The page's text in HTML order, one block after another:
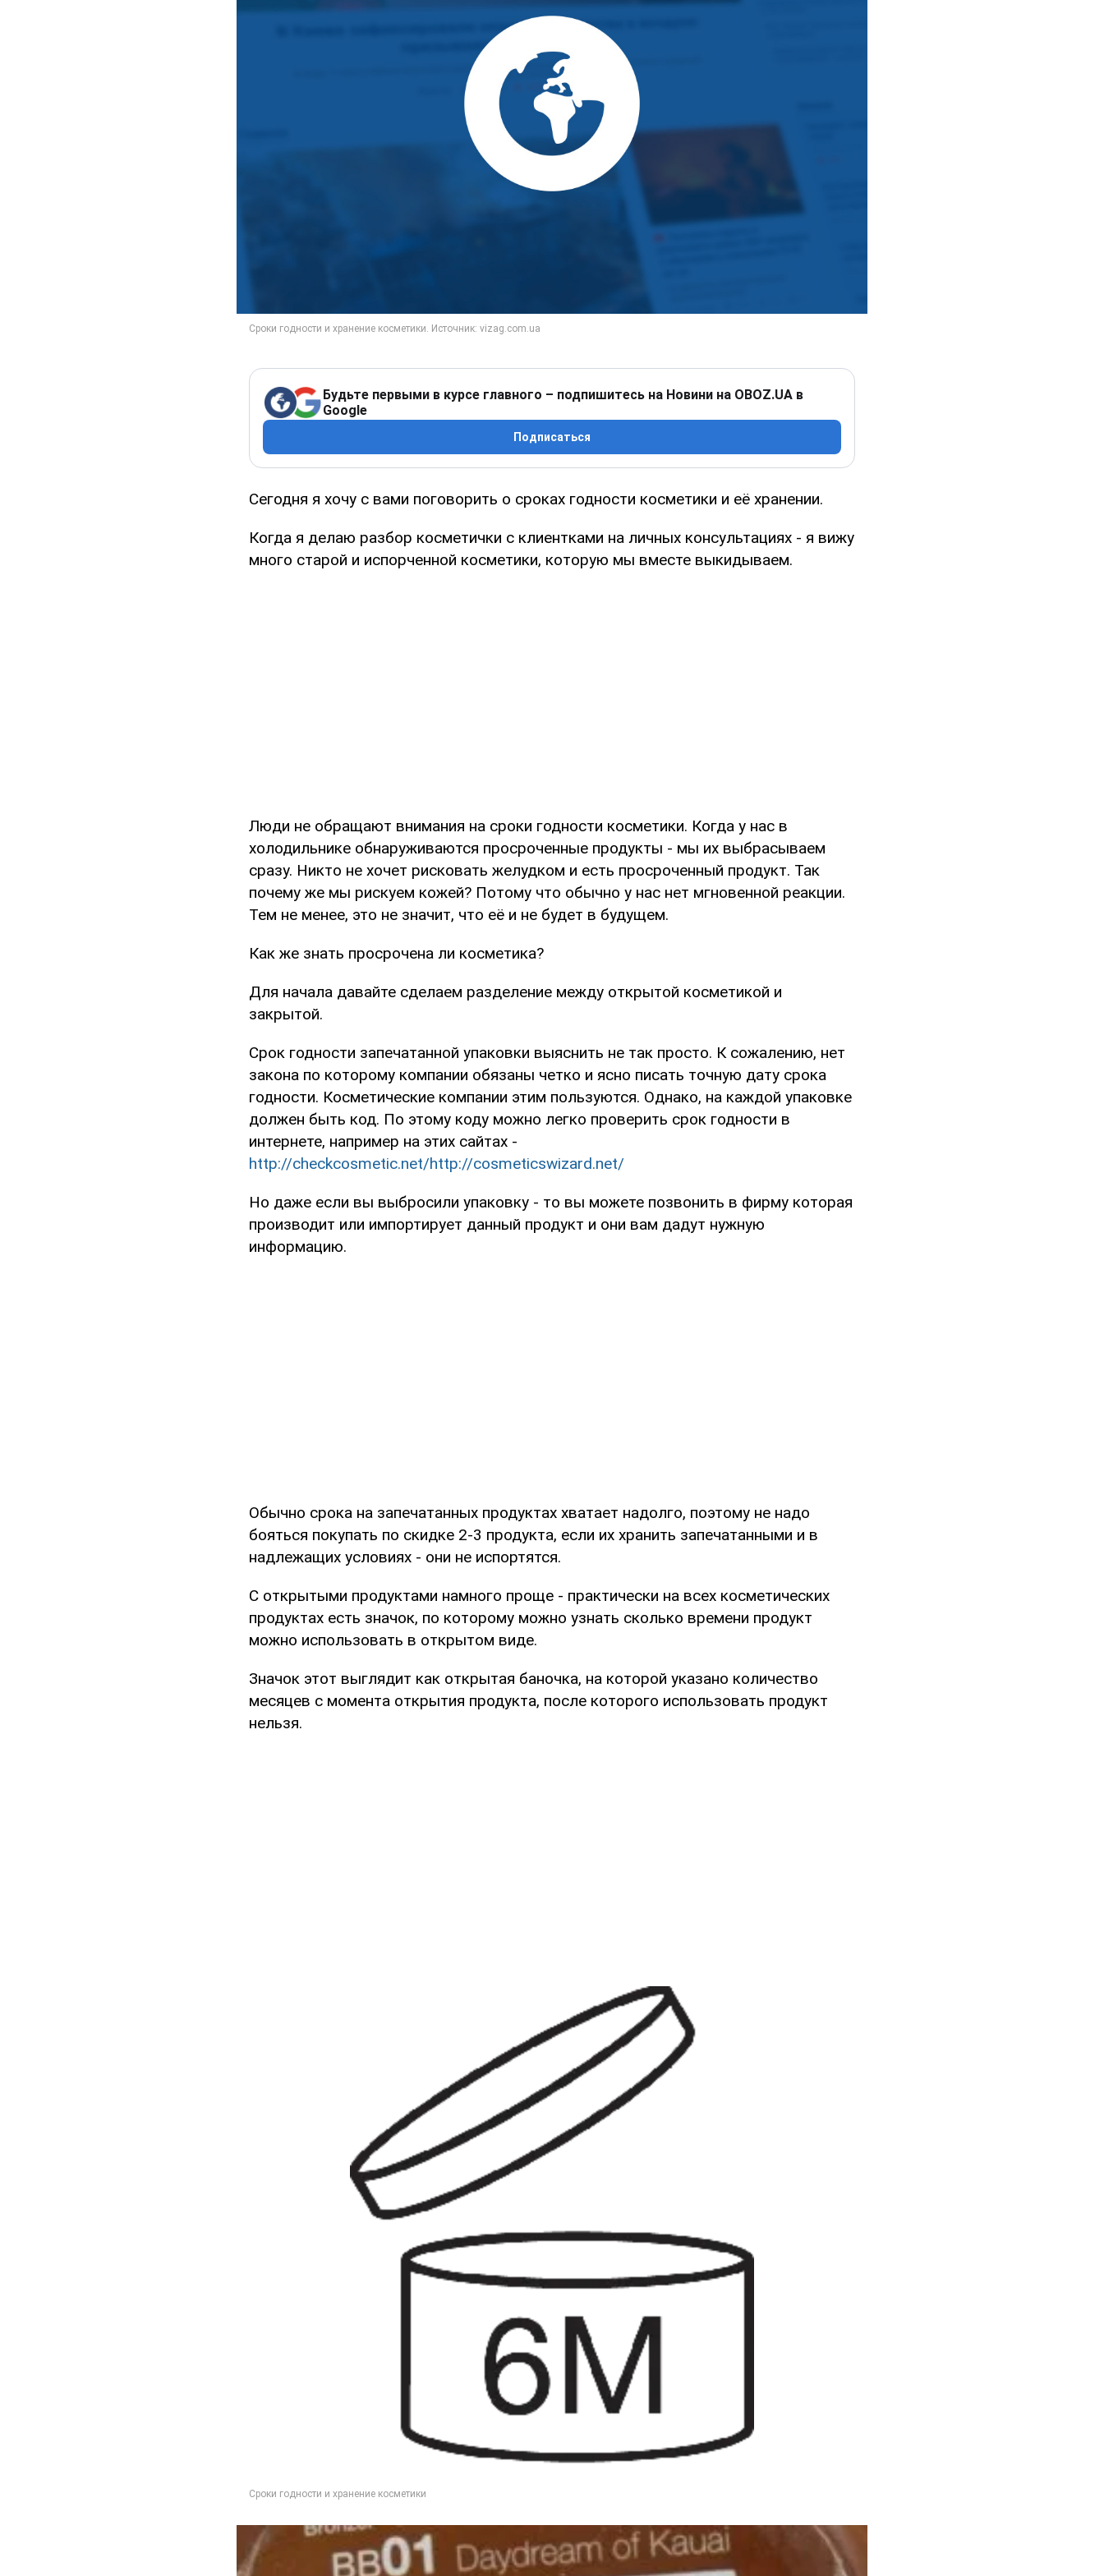
Будьте первыми в курсе главного – подпишитесь на Новини на OBOZ.UA в
Google
Подписаться
Сегодня я хочу с вами поговорить о сроках годности косметики и её хранении.
Когда я делаю разбор косметички с клиентками на личных консультациях - я вижу
много старой и испорченной косметики, которую мы вместе выкидываем.
Люди не обращают внимания на сроки годности косметики. Когда у нас в
холодильнике обнаруживаются просроченные продукты - мы их выбрасываем
сразу. Никто не хочет рисковать желудком и есть просроченный продукт. Так
почему же мы рискуем кожей? Потому что обычно у нас нет мгновенной реакции.
Тем не менее, это не значит, что её и не будет в будущем.
Как же знать просрочена ли косметика?
Для начала давайте сделаем разделение между открытой косметикой и
закрытой.
Срок годности запечатанной упаковки выяснить не так просто. К сожалению, нет
закона по которому компании обязаны четко и ясно писать точную дату срока
годности. Косметические компании этим пользуются. Однако, на каждой упаковке
должен быть код. По этому коду можно легко проверить срок годности в
интернете, например на этих сайтах -
http://checkcosmetic.net/http://cosmeticswizard.net/
Но даже если вы выбросили упаковку - то вы можете позвонить в фирму которая
производит или импортирует данный продукт и они вам дадут нужную
информацию.
Обычно срока на запечатанных продуктах хватает надолго, поэтому не надо
бояться покупать по скидке 2-3 продукта, если их хранить запечатанными и в
надлежащих условиях - они не испортятся.
С открытыми продуктами намного проще - практически на всех косметических
продуктах есть значок, по которому можно узнать сколько времени продукт
можно использовать в открытом виде.
Значок этот выглядит как открытая баночка, на которой указано количество
месяцев с момента открытия продукта, после которого использовать продукт
нельзя.